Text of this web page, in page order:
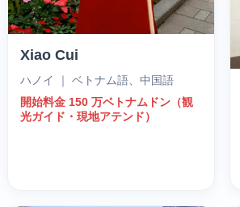
Xiao Cui
ハノイ ｜ ベトナム語、中国語
開始料金 150 万ベトナムドン（観
光ガイド・現地アテンド）